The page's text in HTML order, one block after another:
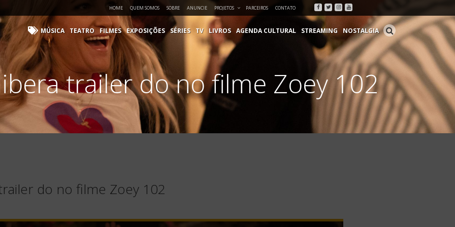
HOME QUEM SOMOS SOBRE ANUNCIE PROJETOS PARCEIROS CONTATO Facebook
Twitter
Instagram
Youtube
MÚSICA TEATRO FILMES EXPOSIÇÕES SÉRIES TV LIVROS AGENDA CULTURAL STREAMING NOSTALGIA
trailer do no filme Zoey 102
do no filme Zoey 102